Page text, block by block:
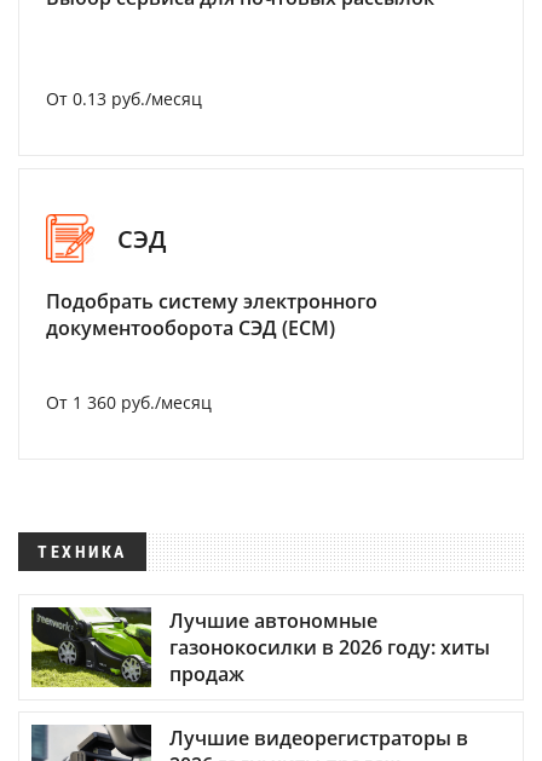
От 0.13 руб./месяц
СЭД
Подобрать систему электронного
документооборота СЭД (ECM)
От 1 360 руб./месяц
ТЕХНИКА
Лучшие автономные
газонокосилки в 2026 году: хиты
продаж
Лучшие видеорегистраторы в